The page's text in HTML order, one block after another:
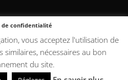
de Vente
de confidentialité
vous acceptez l'utilisation de
similaires, nécessaires au bon
du site.